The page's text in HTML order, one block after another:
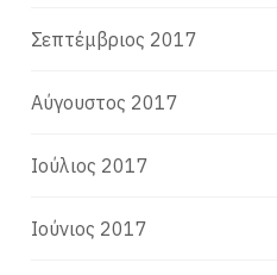
Σεπτέμβριος 2017
Αύγουστος 2017
Ιούλιος 2017
Ιούνιος 2017